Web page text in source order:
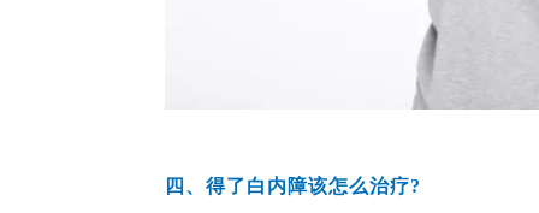
四、得了白内障该怎么治疗?